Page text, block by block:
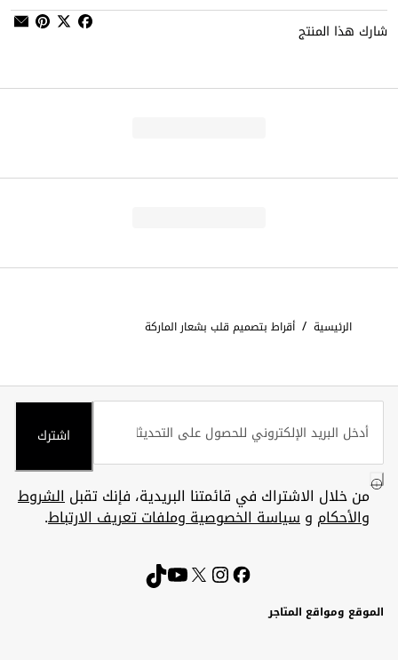
شارك هذا المنتج
الرئيسية / أقراط بتصميم قلب بشعار الماركة
اشترك
من خلال الاشتراك في قائمتنا البريدية، فإنك تقبلالشروط
والأحكام وسياسة الخصوصية وملفات تعريف الارتباط.
الموقع ومواقع المتاجر